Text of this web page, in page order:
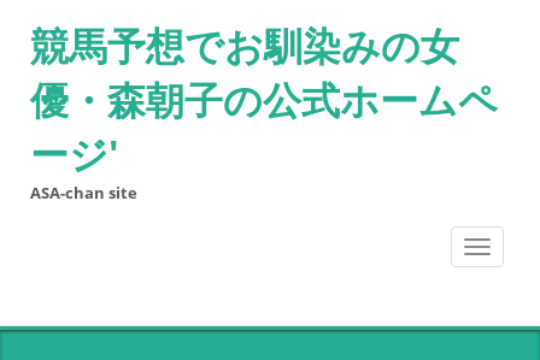
競馬予想でお馴染みの女
優・森朝子の公式ホームペ
ージ'
ASA-chan site
Toggle